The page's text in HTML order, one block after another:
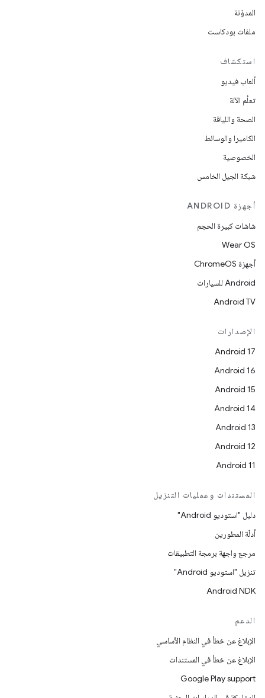
المدوّنة
ملفات بودكاست
استكشاف
ألعاب فيديو
تعلُم الآلة
الصحة واللياقة
الكاميرا والوسائط
الخصوصية
شبكة الجيل الخامس
أجهزة ANDROID
شاشات كبيرة الحجم
Wear OS
أجهزة ChromeOS
Android للسيارات
Android TV
الإصدارات
Android 17
Android 16
Android 15
Android 14
Android 13
Android 12
Android 11
المستندات وعمليات التنزيل
دليل "استوديو Android"
أدلّة المطورين
مرجع واجهة برمجة التطبيقات
تنزيل "استوديو Android"
Android NDK
الدعم
الإبلاغ عن خطأ في النظام الأساسي
الإبلاغ عن خطأ في المستندات
Google Play support